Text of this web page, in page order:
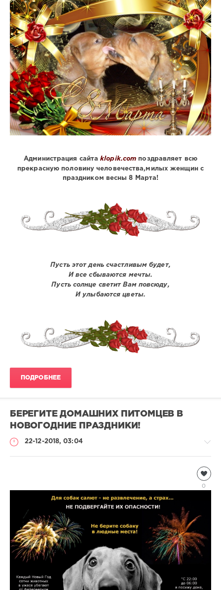
1
421
0
Администрация сайта klopik.com поздравляет всю
прекрасную половину человечества,милых женщин с
праздником весны 8 Марта!
Пусть этот день счастливым будет,
И все сбываются мечты.
Пусть солнце светит Вам повсюду,
И улыбаются цветы.
ПОДРОБНЕЕ
БЕРЕГИТЕ ДОМАШНИХ ПИТОМЦЕВ В
НОВОГОДНИЕ ПРАЗДНИКИ!
22-12-2018, 03:04
0